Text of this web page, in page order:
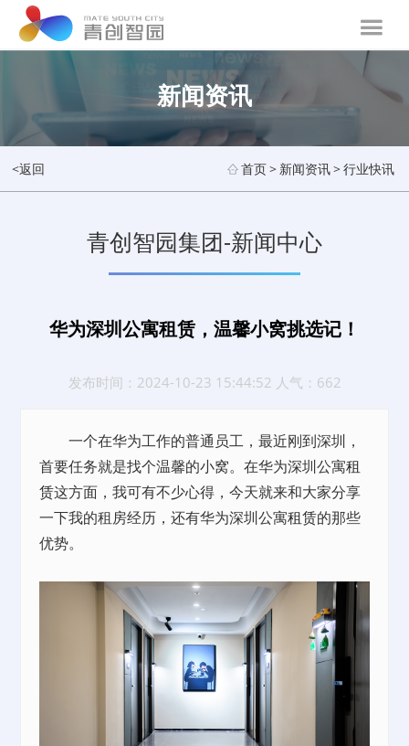
新闻资讯
<返回 首页> 新闻资讯>行业快讯
青创智园集团-新闻中心
华为深圳公寓租赁，温馨小窝挑选记！
发布时间：2024-10-23 15:44:52 人气：662
一个在华为工作的普通员工，最近刚到深圳，
首要任务就是找个温馨的小窝。在华为深圳公寓租
赁这方面，我可有不少心得，今天就来和大家分享
一下我的租房经历，还有华为深圳公寓租赁的那些
优势。